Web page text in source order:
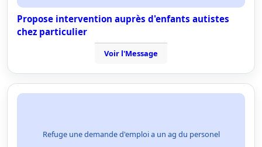
Propose intervention auprès d'enfants autistes
chez particulier
Voir l'Message
Refuge une demande d'emploi a un ag du personel